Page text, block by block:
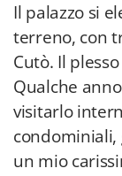
Il palazzo si
terreno, con
Cutò. Il
Qualche
visitarlo
un mio